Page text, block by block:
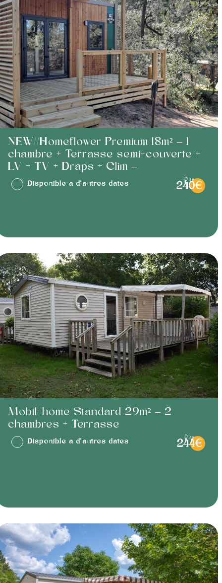
Mobil-home Standard 29m² – 2
chambres + Terrasse
Disponible à d'autres dates
dès
244€
NEW//Homeflower Premium 18m² – 1
chambre + Terrasse semi-couverte +
LV + TV + Draps + Clim –
Disponible à d'autres dates
dès
240€